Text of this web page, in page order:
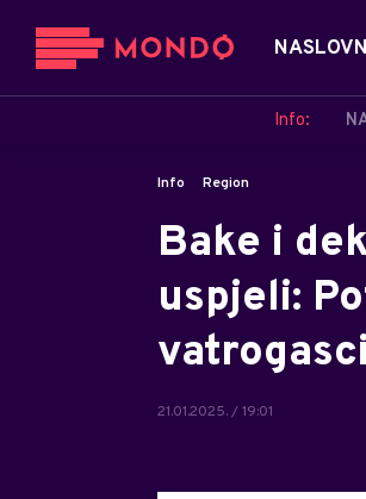
Info:
Info Region
Bake i
uspjeli:
21.01.2025. / 19:01